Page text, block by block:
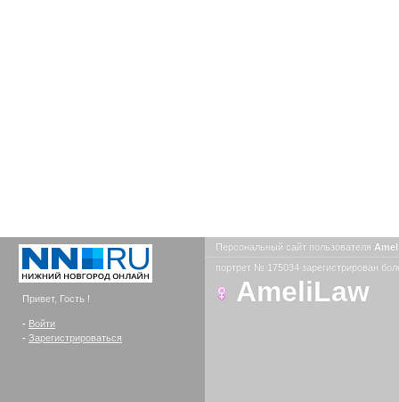
Привет, Гость !
- Войти
- Зарегистрироваться
Персональный сайт пользователя
портрет № 175034 зарегистрирован
AmeliLaw